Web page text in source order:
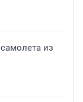
из